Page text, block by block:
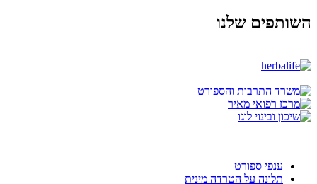
השותפים שלנו
ענפי ספורט
תלונה על הטרדה מינית